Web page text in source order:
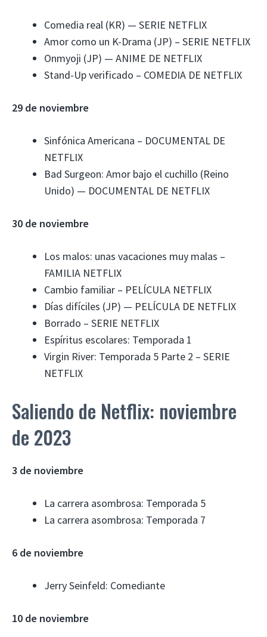
Comedia real (KR) — SERIE NETFLIX
Amor como un K-Drama (JP) – SERIE NETFLIX
Onmyoji (JP) — ANIME DE NETFLIX
Stand-Up verificado – COMEDIA DE NETFLIX
29 de noviembre
Sinfónica Americana – DOCUMENTAL DE
NETFLIX
Bad Surgeon: Amor bajo el cuchillo (Reino
Unido) — DOCUMENTAL DE NETFLIX
30 de noviembre
Los malos: unas vacaciones muy malas –
FAMILIA NETFLIX
Cambio familiar – PELÍCULA NETFLIX
Días difíciles (JP) — PELÍCULA DE NETFLIX
Borrado – SERIE NETFLIX
Espíritus escolares: Temporada 1
Virgin River: Temporada 5 Parte 2 – SERIE
NETFLIX
Saliendo de Netflix: noviembre
de 2023
3 de noviembre
La carrera asombrosa: Temporada 5
La carrera asombrosa: Temporada 7
6 de noviembre
Jerry Seinfeld: Comediante
10 de noviembre